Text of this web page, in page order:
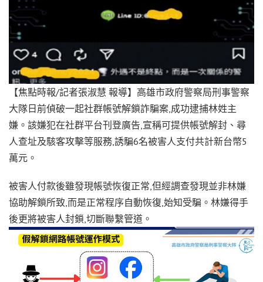
【焦點時報/記者張淑慧 報導】高雄市政府警察局刑事警察
大隊日前偵破一起社群帳號解鎖詐騙案,成功逮捕林姓主
嫌。該嫌犯在社群平台刊登廣告,宣稱可提供帳號解封、尋
人查址及駭客攻擊等服務,誘騙6名被害人支付共計新台幣5
萬元。
被害人付款後雖發現帳號恢復正常,但經調查發現並非林嫌
協助解鎖所致,而是正常程序自動恢復,始知受騙。林嫌得手
後更將被害人封鎖,切斷聯繫管道。